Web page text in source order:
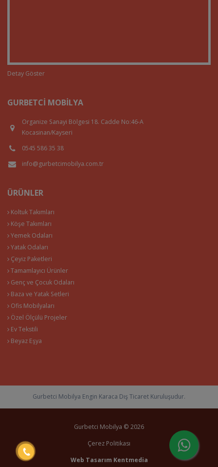
Detay Göster
GURBETCI MOBILYA
Organize Sanayi Bölgesi 18. Cadde No:46-A
Kocasinan/Kayseri
0545 586 35 38
info@gurbetcimobilya.com.tr
ÜRÜNLER
Koltuk Takımları
Köşe Takımları
Yemek Odaları
Yatak Odaları
Çeyiz Paketleri
Tamamlayıcı Ürünler
Genç ve Çocuk Odaları
Baza ve Yatak Setleri
Ofis Mobilyaları
Özel Ölçülü Projeler
Ev Tekstili
Beyaz Eşya
Gurbetci Mobilya Engin Karaca Dış Ticaret Kuruluşudur.
Gurbetci Mobilya © 2026
Çerez Politikası
Web Tasarım Kentmedia